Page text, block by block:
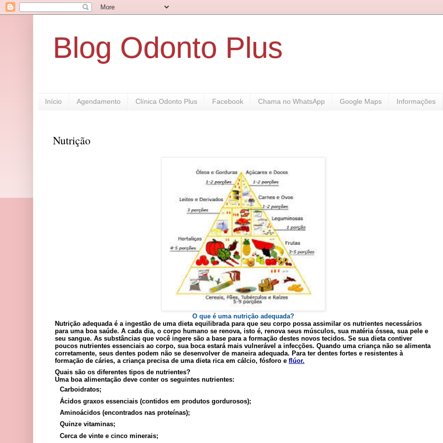
Blog Odonto Plus
Início Agendamento Clínica Odonto Plus Facebook Chama no WhatsApp Google Maps Informações
Nutrição
O que é uma nutrição adequada?
Nutrição adequada é a ingestão de uma dieta equilibrada para que seu corpo possa assimilar os nutrientes necessários
para uma boa saúde. A cada dia, o corpo humano se renova, isto é, renova seus músculos, sua matéria óssea, sua pele e
seu sangue. As substâncias que você ingere são a base para a formação destes novos tecidos. Se sua dieta contiver
poucos nutrientes essenciais ao corpo, sua boca estará mais vulnerável a infecções. Quando uma criança não se alimenta
corretamente, seus dentes podem não se desenvolver de maneira adequada. Para ter dentes fortes e resistentes à
formação de cáries, a criança precisa de uma dieta rica em cálcio, fósforo e flúor.
Quais são os diferentes tipos de nutrientes?
Uma boa alimentação deve conter os seguintes nutrientes:
Carboidratos;
Ácidos graxos essenciais (contidos em produtos gordurosos);
Aminoácidos (encontrados nas proteínas);
Quinze vitaminas;
Cerca de vinte e cinco minerais;